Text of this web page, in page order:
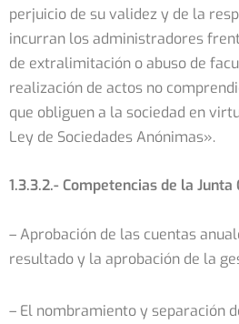
perjuicio de su validez y de la
incurran los administradores
de extralimitación o abuso de
realización de actos no
que obliguen a la sociedad en
Ley de Sociedades Anónimas».
1.3.3.2.- Competencias de la Junta
– Aprobación de las cuentas
resultado y la aprobación de la
– El nombramiento y separación